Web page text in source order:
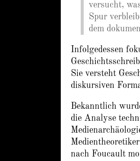
versucht,
Spur
dem
Infolgedessen
Sie versteht
diskursiven
Bekanntlich
die Analyse
nach Foucault